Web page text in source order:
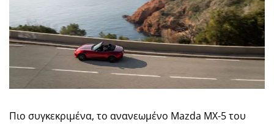
Πιο συγκεκριμένα, το ανανεωμένο Mazda MX-5 του